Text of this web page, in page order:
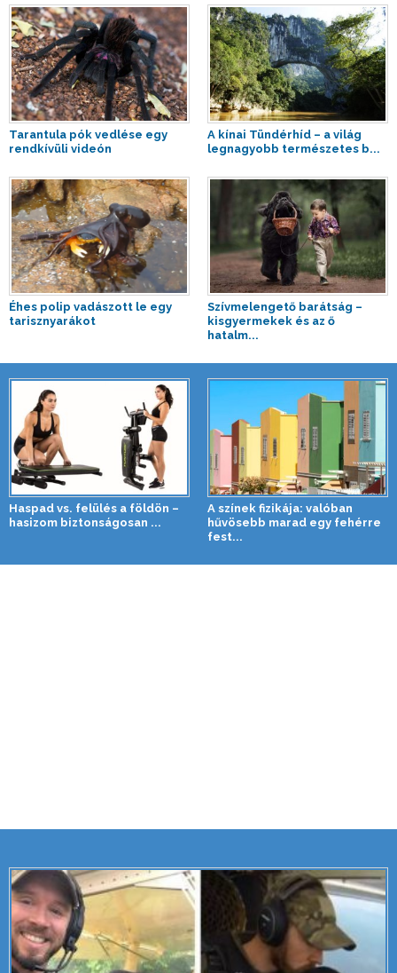
Tarantula pók vedlése egy
rendkívüli videón
A kínai Tündérhíd – a világ
legnagyobb természetes b...
Éhes polip vadászott le egy
tarisznyarákot
Szívmelengető barátság –
kisgyermekek és az ő
hatalm...
Haspad vs. felülés a földön –
hasizom biztonságosan ...
A színek fizikája: valóban
hűvösebb marad egy fehérre
fest...